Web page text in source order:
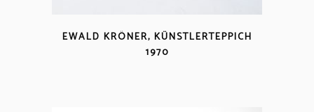
EWALD KRÖNER, KÜNSTLERTEPPICH
1970